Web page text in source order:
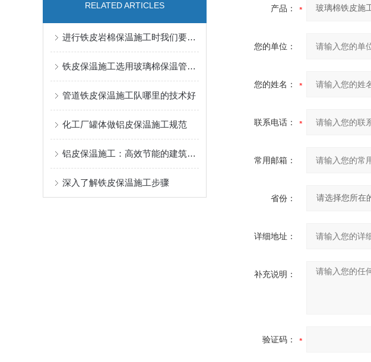
产品：
您的单位：
您的姓名：
联系电话：
常用邮箱：
省份：
详细地址：
补充说明：
验证码：
RELATED ARTICLES
进行铁皮岩棉保温施工时我们要注意的事项有哪些
铁皮保温施工选用玻璃棉保温管可以吗
管道铁皮保温施工队哪里的技术好
化工厂罐体做铝皮保温施工规范
铝皮保温施工：高效节能的建筑选择
深入了解铁皮保温施工步骤